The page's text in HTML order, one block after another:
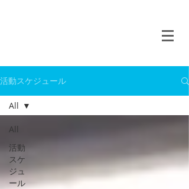
活動スケジュール
All
活動
スケ
ジュ
ール
All